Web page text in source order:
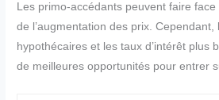
Les primo-accédants peuvent faire
de l’augmentation des prix.
hypothécaires et les taux d’intérêt plus
de meilleures opportunités pour entrer